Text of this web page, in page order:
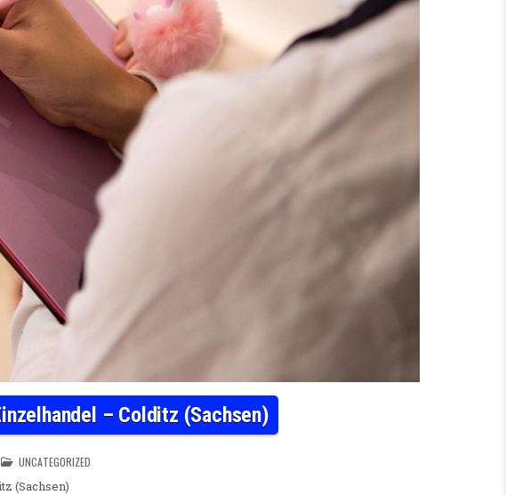
– Colditz (Sachsen)
AZUBI VERKÄUFER (M/W/D) ODER KAUFMANN (M/W/D) IM EINZELHANDEL – COLDITZ (SACHSEN)
POSTED IN
UNCATEGORIZED
(Sachsen)